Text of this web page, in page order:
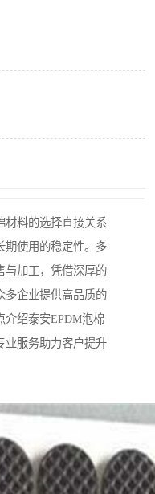
材料的选择直接关系
期使用的稳定性。多
与加工，凭借深厚的
多企业提供高品质的
介绍泰安EPDM泡棉
业服务助力客户提升